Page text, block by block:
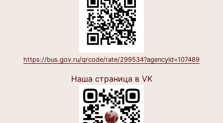
https://bus.gov.ru/qrcode/rate/299534?agencyId=107489
Наша страница в VK